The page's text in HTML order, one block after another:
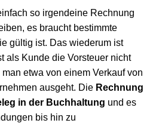
so irgendeine Rechnung
es braucht bestimmte
gültig ist. Das wiederum ist
als Kunde die Vorsteuer nicht
etwa von einem Verkauf von
ausgeht. Die Rechnung
in der Buchhaltung und es
bis hin zu